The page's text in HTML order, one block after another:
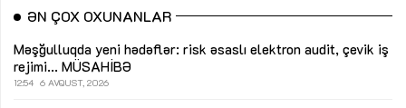
ƏN ÇOX OXUNANLAR
Məşğulluqda yeni hədəflər: risk əsaslı elektron audit, çevik iş
rejimi... MÜSAHİBƏ
12:54 6 AVQUST, 2026